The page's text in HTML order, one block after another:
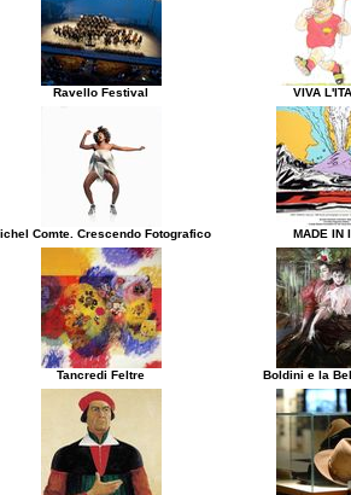
Ravello Festival VIVA
Comte. Crescendo Fotografico MADE IN
Tancredi Feltre Boldini e la